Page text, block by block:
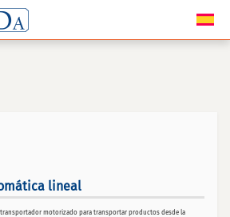
lineal
motorizado para transportar productos desde la